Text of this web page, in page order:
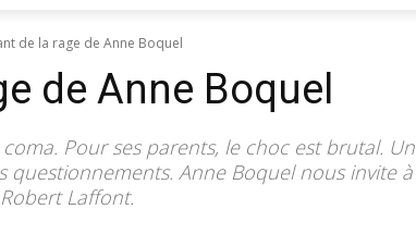
de la rage de Anne Boquel
de Anne Boquel
Pour ses parents, le choc est brutal. Un
Anne Boquel nous invite à
Laffont.